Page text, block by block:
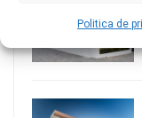
Politica de